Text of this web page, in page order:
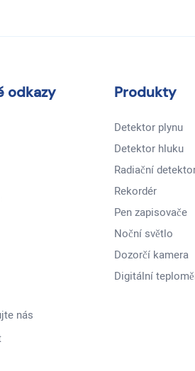
odkazy
nás
Produkty
Detektor plynu
Detektor hluku
Radiační
Rekordér
Pen zapisovače
Noční světlo
Dozorčí kamera
Digitální